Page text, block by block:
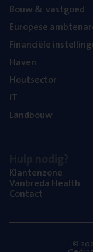
Bouw& vastgoed
Euro­pe­se
Finan­ci­ë­le
Haven
Hout­sec­tor
IT
Land­bouw
Klan­ten­zo­ne
Van­b­re­da Health
Con­tact
©